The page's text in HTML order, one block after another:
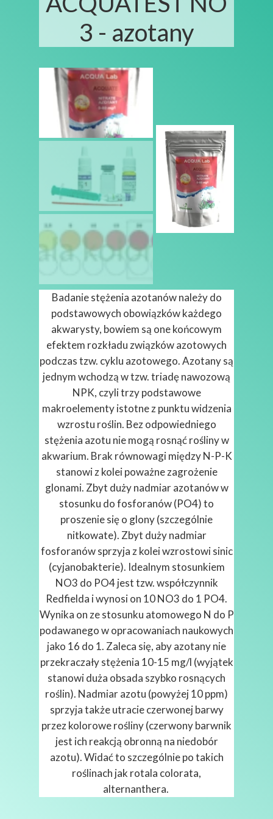
3 - azotany
Badanie stężenia azotanów należy do
podstawowych obowiązków każdego
akwarysty, bowiem są one końcowym
efektem rozkładu związków azotowych
podczas tzw. cyklu azotowego. Azotany są
jednym wchodzą w tzw. triadę nawozową
NPK, czyli trzy podstawowe
makroelementy istotne z punktu widzenia
wzrostu roślin. Bez odpowiedniego
stężenia azotu nie mogą rosnąć rośliny w
akwarium. Brak równowagi między N-P-K
stanowi z kolei poważne zagrożenie
glonami. Zbyt duży nadmiar azotanów w
stosunku do fosforanów (PO4) to
proszenie się o glony (szczególnie
nitkowate). Zbyt duży nadmiar
fosforanów sprzyja z kolei wzrostowi sinic
(cyjanobakterie). Idealnym stosunkiem
NO3 do PO4 jest tzw. współczynnik
Redfielda i wynosi on 10 NO3 do 1 PO4.
Wynika on ze stosunku atomowego N do P
podawanego w opracowaniach naukowych
jako 16 do 1. Zaleca się, aby azotany nie
przekraczały stężenia 10-15 mg/l (wyjątek
stanowi duża obsada szybko rosnących
roślin). Nadmiar azotu (powyżej 10 ppm)
sprzyja także utracie czerwonej barwy
przez kolorowe rośliny (czerwony barwnik
jest ich reakcją obronną na niedobór
azotu). Widać to szczególnie po takich
roślinach jak rotala colorata,
alternanthera.